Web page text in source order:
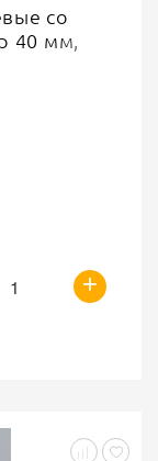
со
40 мм,
+